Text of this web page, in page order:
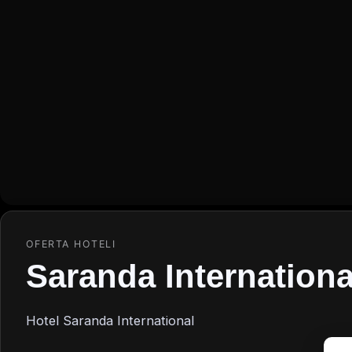
OFERTA HOTELI
Saranda
Hotel Saranda International